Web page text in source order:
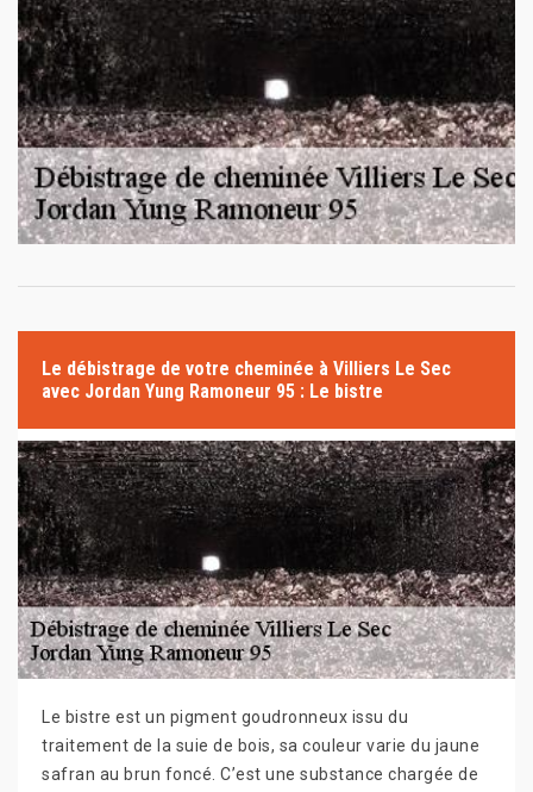
Le débistrage de votre cheminée à Villiers Le Sec
avec Jordan Yung Ramoneur 95 : Le bistre
Le bistre est un pigment goudronneux issu du
traitement de la suie de bois, sa couleur varie du jaune
safran au brun foncé. C’est une substance chargée de